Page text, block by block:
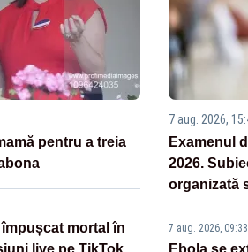
pentru a treia
mortal în
live pe TikTok.
7 aug. 2026,
Examenul
2026.
organizată
7 aug. 2026, 09:38
Ebola se